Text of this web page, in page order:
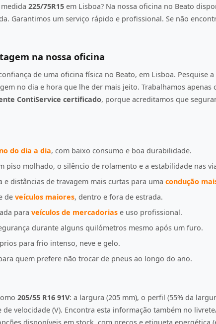
225/75R15 em Lisboa? Na nossa oficina no Beato
Garantimos um serviço rápido e profissional. Se não
na nossa oficina
de uma oficina física no Beato, em Lisboa. Pesquise
no dia e hora que lhe der mais jeito. Trabalhamos apenas
ContiService certificado, porque acreditamos que
do dia a dia, com baixo consumo e boa durabilidade.
piso molhado, o silêncio de rolamento e a estabilidade nas
e distâncias de travagem mais curtas para uma condução
de veículos maiores, dentro e fora de estrada.
para veículos de mercadorias e uso profissional.
durante alguns quilómetros mesmo após um furo.
para frio intenso, neve e gelo.
quem prefere não trocar de pneus ao longo do ano.
205/55 R16 91V: a largura (205 mm), o perfil (55% da
velocidade (V). Encontra esta informação também no